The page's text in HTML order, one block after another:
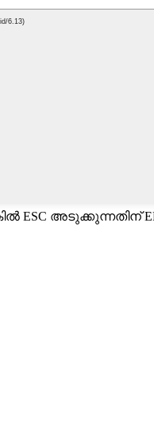
ESC അടുക്കുന്നതിന്